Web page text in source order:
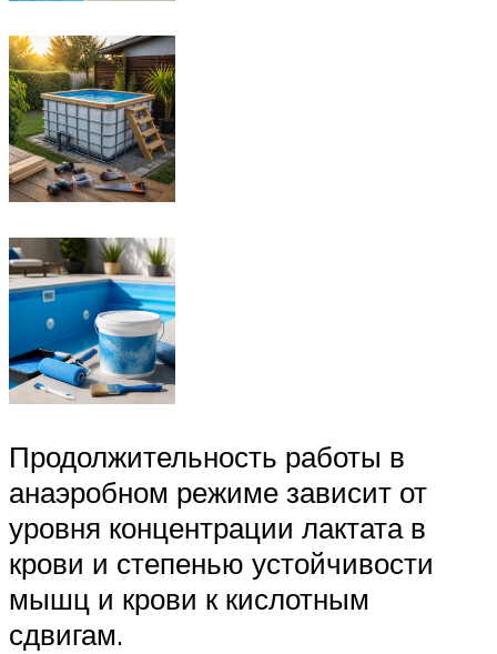
Продолжительность работы в
анаэробном режиме зависит от
уровня концентрации лактата в
крови и степенью устойчивости
мышц и крови к кислотным
сдвигам.